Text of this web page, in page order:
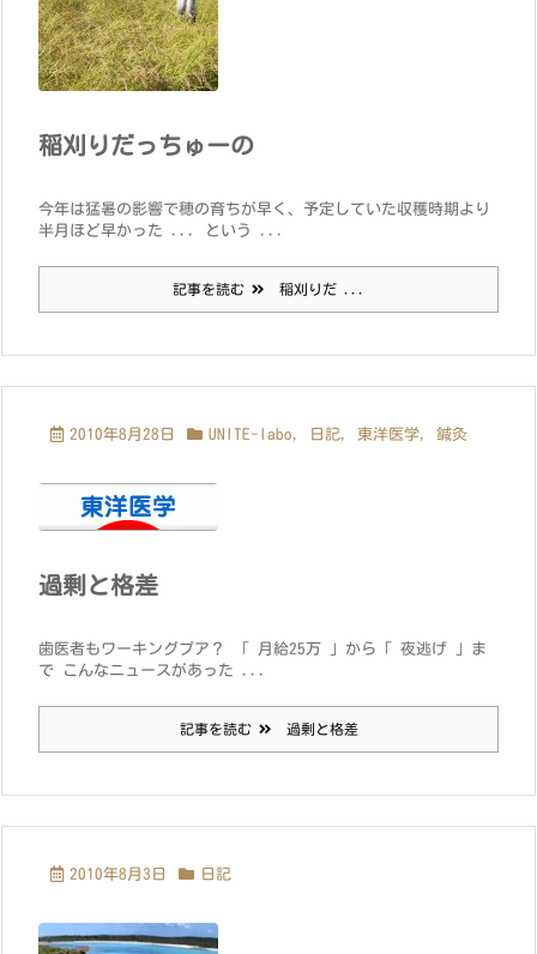
稲刈りだっちゅーの
今年は猛暑の影響で穂の育ちが早く、予定していた収穫時期より
半月ほど早かった ... という ...
記事を読む 稲刈りだ ...
2010年8月28日 UNITE-labo, 日記, 東洋医学, 鍼灸
過剰と格差
歯医者もワーキングプア？ 「 月給25万 」から「 夜逃げ 」ま
で こんなニュースがあった ...
記事を読む 過剰と格差
2010年8月3日 日記